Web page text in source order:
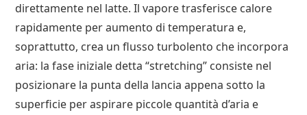
direttamente nel latte. Il vapore trasferisce calore
rapidamente per aumento di temperatura e,
soprattutto, crea un flusso turbolento che incorpora
aria: la fase iniziale detta “stretching” consiste nel
posizionare la punta della lancia appena sotto la
superficie per aspirare piccole quantità d’aria e